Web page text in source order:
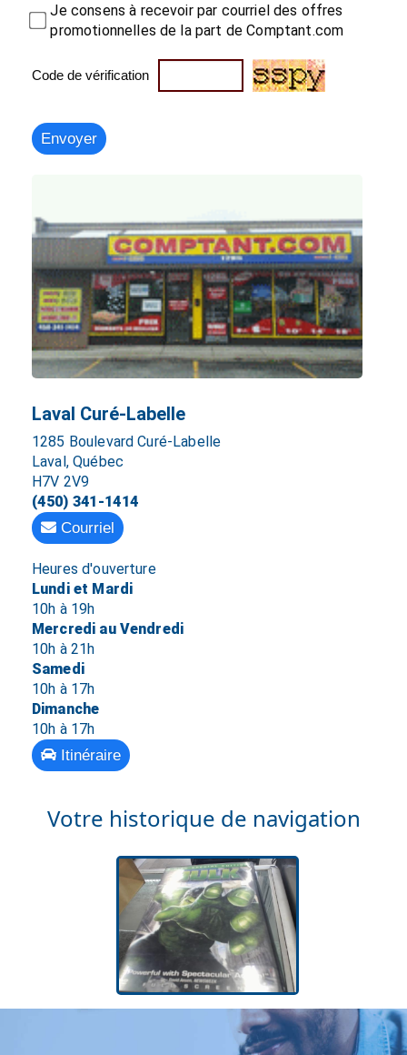
Je consens à recevoir par courriel des offres
promotionnelles de la part de Comptant.com
Code de vérification
Laval Curé-Labelle
1285 Boulevard Curé-Labelle
Laval, Québec
H7V 2V9
(450) 341-1414
Courriel
Heures d'ouverture
Lundi et Mardi
10h à 19h
Mercredi au Vendredi
10h à 21h
Samedi
10h à 17h
Dimanche
10h à 17h
Itinéraire
Votre historique de navigation